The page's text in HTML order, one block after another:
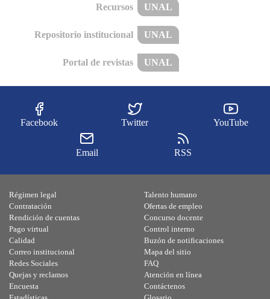
Recursos UNAL
Repositorio institucional UNAL
Portal de revistas UNAL
Facebook Twitter YouTube
Email RSS
Régimen legal
Contratación
Rendición de cuentas
Pago virtual
Calidad
Talento humano
Ofertas de empleo
Concurso docente
Control interno
Buzón de notificaciones
Correo institucional
Redes Sociales
Quejas y reclamos
Encuesta
Mapa del sitio
FAQ
Atención en línea
Contáctenos